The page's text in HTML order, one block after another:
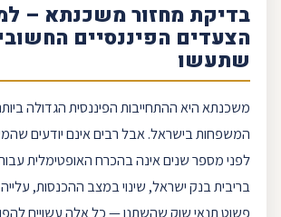
בדיקת מחזורמשכנתא –
הצעדים הפיננסיים
שתעשו
משכנתא היא ההתחייבות הפיננסית הגדולה
המשפחות בישראל. אבל רבים אינם יודעים
לפני מספר שנים אינה בהכרח האופטימלית עבורם
בריביתבנק ישראל, שינוי במצב ההכנסות,
פשוט תנאי שוק שהשתנו — כל אלה עשויים